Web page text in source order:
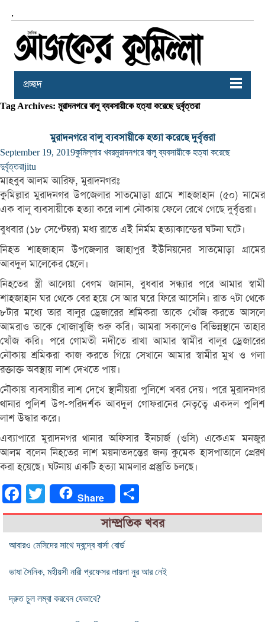
,
প্রচ্ছদ
Tag Archives: মুরাদনগরে বালু ব্যবসায়ীকে হত্যা করেছে দুর্বৃত্তরা
মুরাদনগরে বালু ব্যবসায়ীকে হত্যা করেছে দুর্বৃত্তরা
September 19, 2019কুমিল্লার খবরমুরাদনগরে বালু ব্যবসায়ীকে হত্যা করেছে
দুর্বৃত্তরাjitu
মাহবুব আলম আরিফ, মুরাদনগরঃ
কুমিল্লার মুরাদনগর উপজেলার সাতমোড়া গ্রামে শাহজাহান (৫০) নামের
এক বালু ব্যবসায়ীকে হত্যা করে লাশ নৌকায় ফেলে রেখে গেছে দুর্বৃত্তরা।
বুধবার (১৮ সেপ্টেম্বর) মধ্য রাতে এই নির্মম হত্যাকান্ডের ঘটনা ঘটে।
নিহত শাহজাহান উপজেলার জাহাপুর ইউনিয়নের সাতমোড়া গ্রামের
আবদুল মালেকের ছেলে।
নিহতের স্ত্রী আলেয়া বেগম জানান, বুধবার সন্ধ্যার পরে আমার স্বামী
শাহজাহান ঘর থেকে বের হয়ে সে আর ঘরে ফিরে আসেনি। রাত ৭টা থেকে
৮টার মধ্যে তার বালুর ড্রেজারের শ্রমিকরা তাকে খোঁজ করতে আসলে
আমরাও তাকে খোজাখুজি শুরু করি। আমরা সকালেও বিভিন্নস্থানে তাহার
খোঁজ করি। পরে গোমতী নদীতে রাখা আমার স্বামীর বালুর ড্রেজারের
নৌকায় শ্রমিকরা কাজ করতে গিয়ে সেখানে আমার স্বামীর মুখ ও গলা
রক্তাক্ত অবস্থায় লাশ দেখতে পায়।
নৌকায় ব্যবসায়ীর লাশ দেখে স্থানীয়রা পুলিশে খবর দেয়। পরে মুরাদনগর
থানার পুলিশ উপ-পরিদর্শক আবদুল গোফরানের নেতৃত্বে একদল পুলিশ
লাশ উদ্ধার করে।
এব্যাপারে মুরাদনগর থানার অফিসার ইনচার্জ (ওসি) একেএম মনজুর
আলম বলেন নিহতের লাশ ময়নাতদন্তের জন্য কুমেক হাসপাতালে প্রেরণ
করা হয়েছে। ঘটনায় একটি হত্যা মামলার প্রস্তুতি চলছে।
FacebookTwitter Share
সাম্প্রতিক খবর
আবারও মেসিদের সাথে দ্বন্দ্বে বার্সা বোর্ড
ভাষা সৈনিক, মহীয়সী নারী প্রফেসর লায়লা নুর আর নেই
দ্রুত চুল লম্বা করবেন যেভাবে?